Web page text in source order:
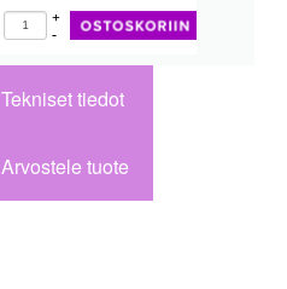
-
+
Tekniset tiedot
Arvostele tuote